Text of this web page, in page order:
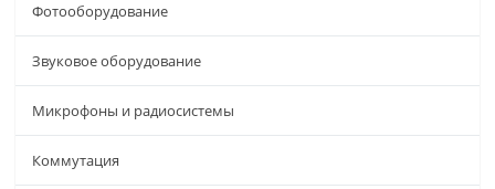
Фотооборудование
Звуковое оборудование
Микрофоны и радиосистемы
Коммутация